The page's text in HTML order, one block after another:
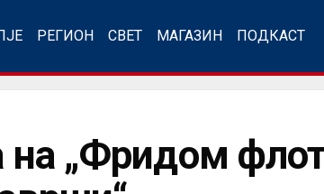
РЕГИОН СВЕТ МАГАЗИН ПОДКАСТ
на „Фридом